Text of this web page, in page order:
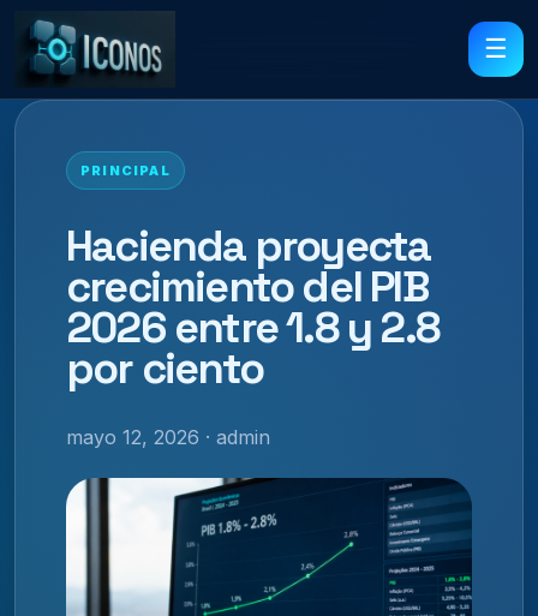
☰
PRINCIPAL
Hacienda proyecta
crecimiento del PIB
2026 entre 1.8 y 2.8
por ciento
mayo 12, 2026 · admin